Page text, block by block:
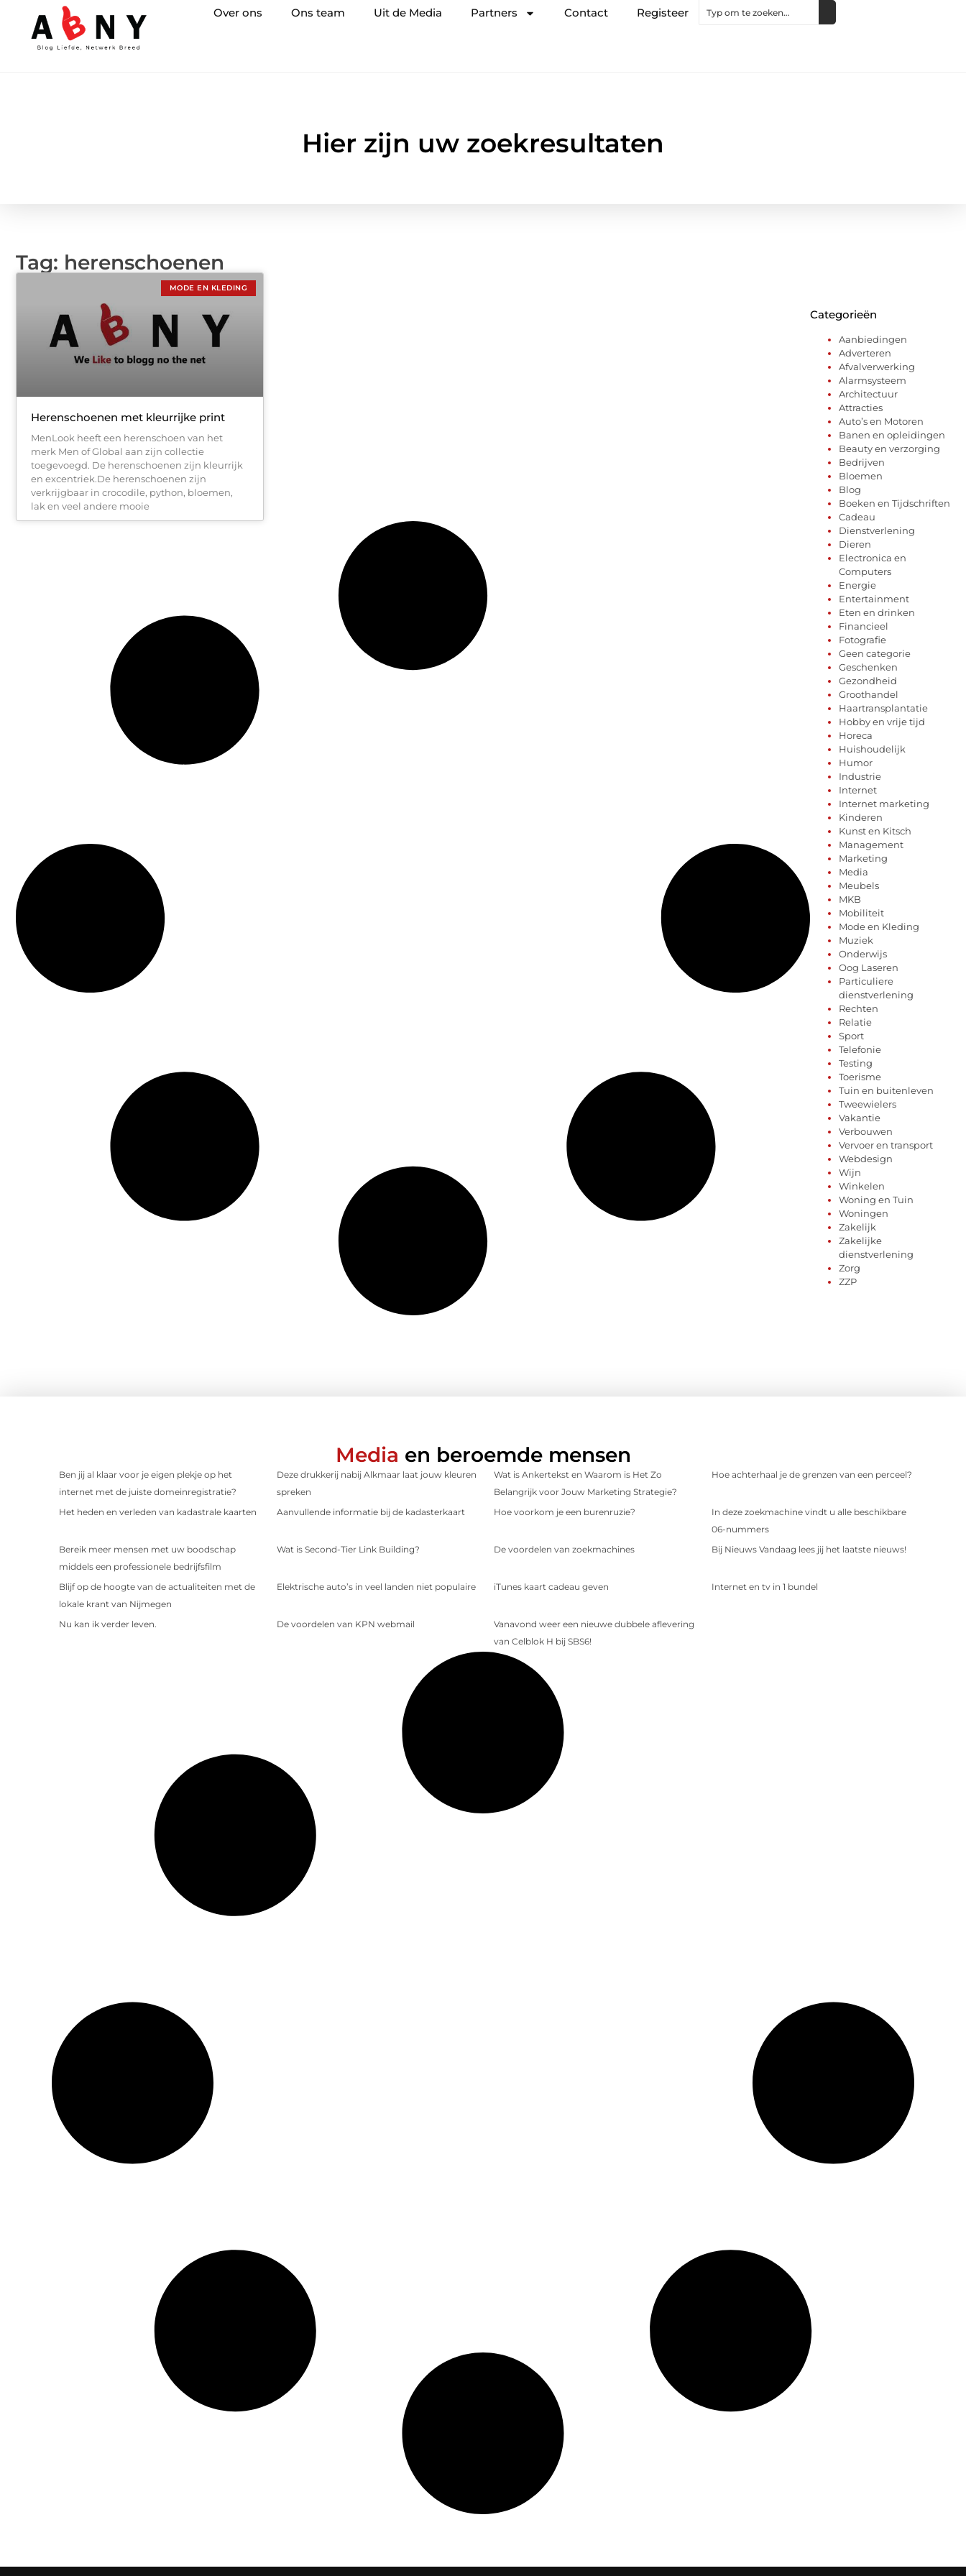
Over ons Ons team Uit de Media Partners Contact Registeer
Hier zijn uw zoekresultaten
Tag: herenschoenen
MODE EN KLEDING
Herenschoenen met kleurrijke print
MenLook heeft een herenschoen van het
merk Men of Global aan zijn collectie
toegevoegd. De herenschoenen zijn kleurrijk
en excentriek.De herenschoenen zijn
verkrijgbaar in crocodile, python, bloemen,
lak en veel andere mooie
Categorieën
Aanbiedingen
Adverteren
Afvalverwerking
Alarmsysteem
Architectuur
Attracties
Auto’s en Motoren
Banen en opleidingen
Beauty en verzorging
Bedrijven
Bloemen
Blog
Boeken en Tijdschriften
Cadeau
Dienstverlening
Dieren
Electronica en
Computers
Energie
Entertainment
Eten en drinken
Financieel
Fotografie
Geen categorie
Geschenken
Gezondheid
Groothandel
Haartransplantatie
Hobby en vrije tijd
Horeca
Huishoudelijk
Humor
Industrie
Internet
Internet marketing
Kinderen
Kunst en Kitsch
Management
Marketing
Media
Meubels
MKB
Mobiliteit
Mode en Kleding
Muziek
Onderwijs
Oog Laseren
Particuliere
dienstverlening
Rechten
Relatie
Sport
Telefonie
Testing
Toerisme
Tuin en buitenleven
Tweewielers
Vakantie
Verbouwen
Vervoer en transport
Webdesign
Wijn
Winkelen
Woning en Tuin
Woningen
Zakelijk
Zakelijke
dienstverlening
Zorg
ZZP
Media en beroemde mensen
Ben jij al klaar voor je eigen plekje op het
internet met de juiste domeinregistratie?
Deze drukkerij nabij Alkmaar laat jouw kleuren
spreken
Wat is Ankertekst en Waarom is Het Zo
Belangrijk voor Jouw Marketing Strategie?
Hoe achterhaal je de grenzen van een perceel?
Het heden en verleden van kadastrale kaarten Aanvullende informatie bij de kadasterkaart Hoe voorkom je een burenruzie?
In deze zoekmachine vindt u alle beschikbare
06-nummers
Bereik meer mensen met uw boodschap
middels een professionele bedrijfsfilm
Wat is Second-Tier Link Building? De voordelen van zoekmachines Bij Nieuws Vandaag lees jij het laatste nieuws!
Blijf op de hoogte van de actualiteiten met de
lokale krant van Nijmegen
Elektrische auto’s in veel landen niet populaire iTunes kaart cadeau geven Internet en tv in 1 bundel
Nu kan ik verder leven. De voordelen van KPN webmail
Vanavond weer een nieuwe dubbele aflevering
van Celblok H bij SBS6!